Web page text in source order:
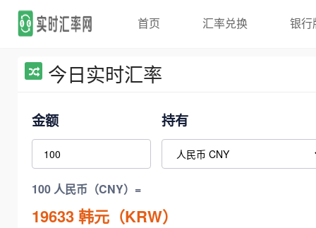
首页 汇率兑换 银行
今日实时汇率
金额 持有
100 人民币（CNY）=
19633韩元（KRW）